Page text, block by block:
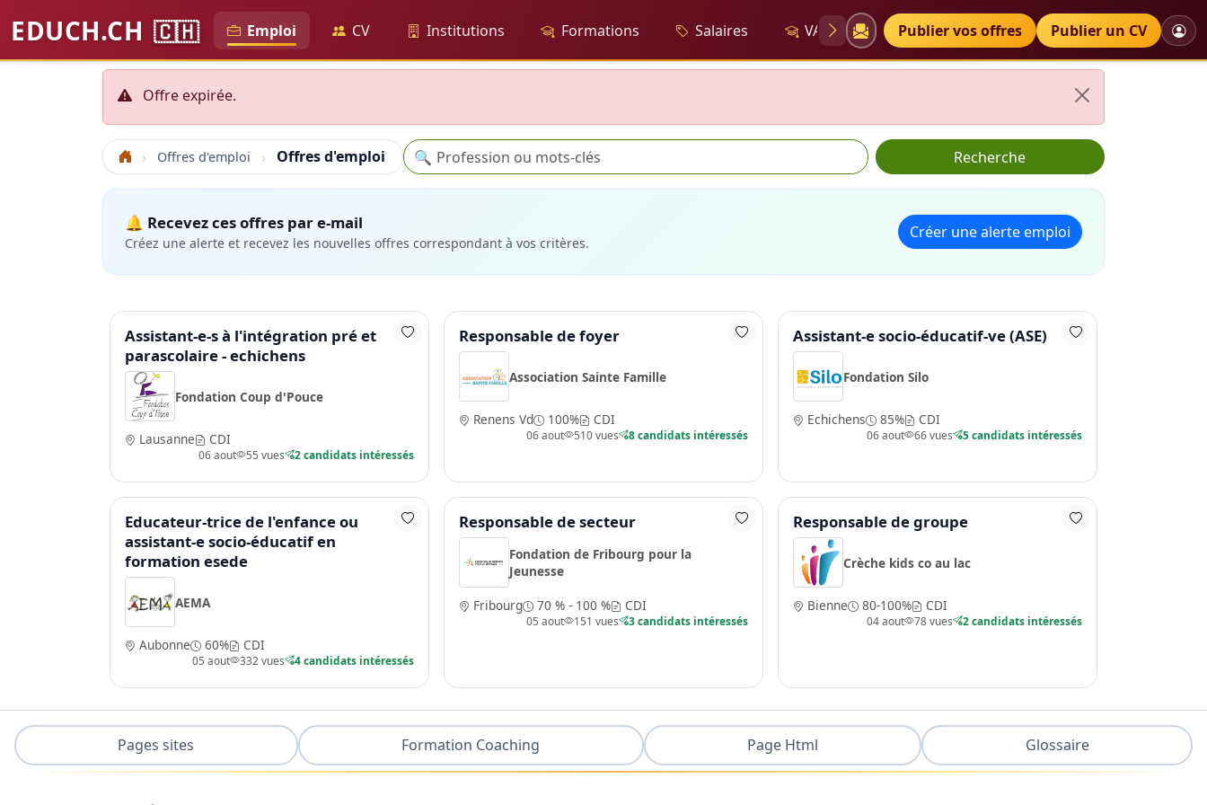
EDUCH.CH 🇨🇭 Emploi CV Institutions Formations Salaires VAE Diplômes Petites annonces
Publier vos offres Publier un CV
Offre expirée.
Accueil Offres d'emploi Offres d'emploi Recherche
🔍 Recherche
🔔 Recevez ces offres par e-mail
Créez une alerte et recevez les nouvelles offres correspondant à vos critères.
Créer une alerte emploi
Assistant-e-s à l'intégration pré et
parascolaire - echichens
Fondation Coup d'Pouce
Lausanne CDI
06 aout 55 vues 2 candidats intéressés
Responsable de foyer
Association Sainte Famille
Renens Vd 100% CDI
06 aout 510 vues 8 candidats intéressés
Assistant-e socio-éducatif-ve (ASE)
Fondation Silo
Echichens 85% CDI
06 aout 66 vues 5 candidats intéressés
Educateur-trice de l'enfance ou
assistant-e socio-éducatif en
formation esede
AEMA
Aubonne 60% CDI
05 aout 332 vues 4 candidats intéressés
Responsable de secteur
Fondation de Fribourg pour la
Jeunesse
Fribourg
70 % - 100 % CDI
05 aout 151 vues 3 candidats intéressés
Responsable de groupe
Crèche kids co au lac
Bienne 80-100% CDI
04 aout 78 vues 2 candidats intéressés
Pages sites Formation Coaching Page Html Glossaire